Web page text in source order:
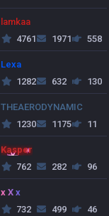
lamkaa
4761
1971 558
Lexa
1282
632 130
THEAERODYNAMIC
1230
1175 11
Kasper
762
282 96
x X x
732
499 46